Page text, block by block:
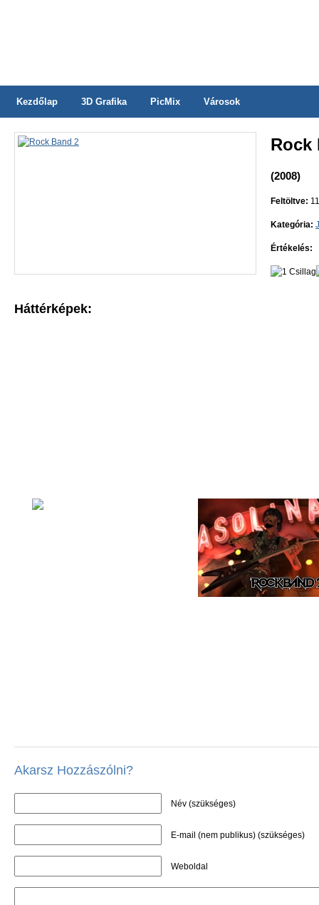
Kezdőlap 3D Grafika PicMix Városok
Rock
(2008)
Feltöltve:
Kategória:
Értékelés:
Háttérképek:
Akarsz Hozzászólni?
Név (szükséges)
E-mail (nem publikus) (szükséges)
Weboldal